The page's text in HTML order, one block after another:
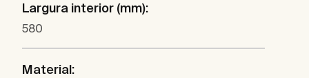
Largura interior (mm):
580
Material: